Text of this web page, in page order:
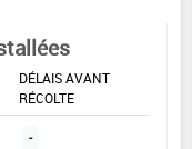
DÉLAIS AVANT
RÉCOLTE
-